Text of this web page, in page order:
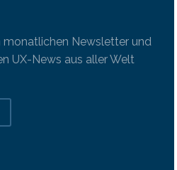
monatlichen Newsletter und
UX-News aus aller Welt